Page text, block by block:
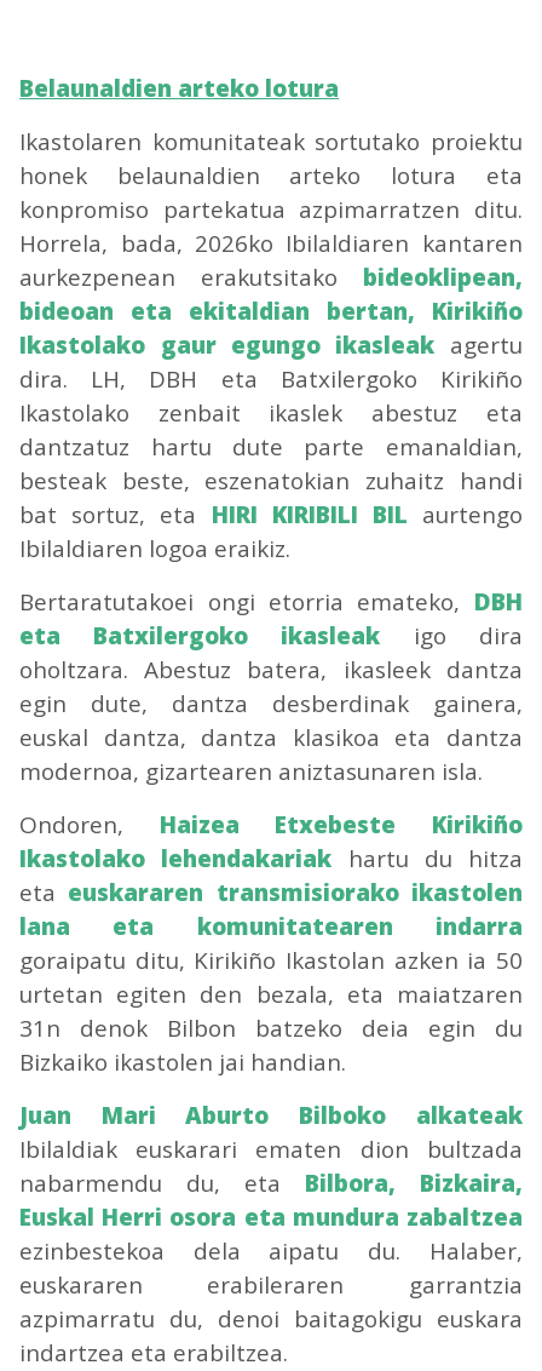
Belaunaldien arteko lotura
Ikastolaren komunitateak sortutako proiektu
honek belaunaldien arteko lotura eta
konpromiso partekatua azpimarratzen ditu.
Horrela, bada, 2026ko Ibilaldiaren kantaren
aurkezpenean erakutsitako bideoklipean,
bideoan eta ekitaldian bertan, Kirikiño
Ikastolako gaur egungo ikasleak agertu
dira. LH, DBH eta Batxilergoko Kirikiño
Ikastolako zenbait ikaslek abestuz eta
dantzatuz hartu dute parte emanaldian,
besteak beste, eszenatokian zuhaitz handi
bat sortuz, eta HIRI KIRIBILI BIL aurtengo
Ibilaldiaren logoa eraikiz.
Bertaratutakoei ongi etorria emateko, DBH
eta Batxilergoko ikasleak igo dira
oholtzara. Abestuz batera, ikasleek dantza
egin dute, dantza desberdinak gainera,
euskal dantza, dantza klasikoa eta dantza
modernoa, gizartearen aniztasunaren isla.
Ondoren, Haizea Etxebeste Kirikiño
Ikastolako lehendakariak hartu du hitza
eta euskararen transmisiorako ikastolen
lana eta komunitatearen indarra
goraipatu ditu, Kirikiño Ikastolan azken ia 50
urtetan egiten den bezala, eta maiatzaren
31n denok Bilbon batzeko deia egin du
Bizkaiko ikastolen jai handian.
Juan Mari Aburto Bilboko alkateak
Ibilaldiak euskarari ematen dion bultzada
nabarmendu du, eta Bilbora, Bizkaira,
Euskal Herri osora eta mundura zabaltzea
ezinbestekoa dela aipatu du. Halaber,
euskararen erabileraren garrantzia
azpimarratu du, denoi baitagokigu euskara
indartzea eta erabiltzea.